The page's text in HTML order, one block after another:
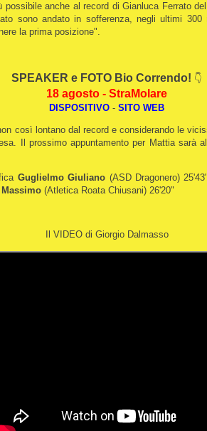
anche al record di Gianluca Ferrato
sono andato in sofferenza, negli ultimi
la prima posizione".
SPEAKER e FOTO Bio Correndo! 👇
18 agosto - StraMolare
DISPOSITIVO - SITO WEB
così lontano dal record e considerando le
Il prossimo appuntamento per Mattia sarà
Guglielmo Giuliano (ASD Dragonero)
Massimo (Atletica Roata Chiusani) 26'20"
Il VIDEO di Giorgio Dalmasso